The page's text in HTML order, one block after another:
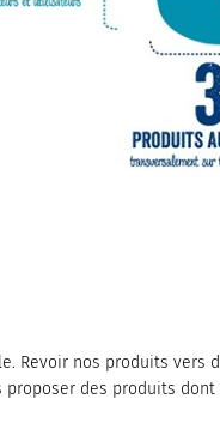
Revoir nos produits vers
des produits dont